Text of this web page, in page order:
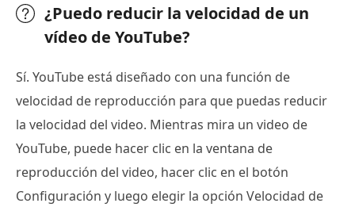
¿Puedo reducir la velocidad de un
vídeo de YouTube?
Sí. YouTube está diseñado con una función de
velocidad de reproducción para que puedas reducir
la velocidad del video. Mientras mira un video de
YouTube, puede hacer clic en la ventana de
reproducción del video, hacer clic en el botón
Configuración y luego elegir la opción Velocidad de